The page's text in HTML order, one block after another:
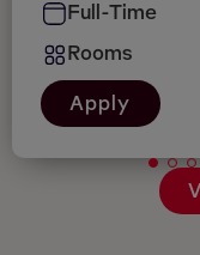
Full-Time
Rooms
Apply